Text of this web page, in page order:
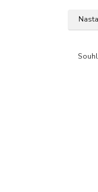
Zákaznická podpora